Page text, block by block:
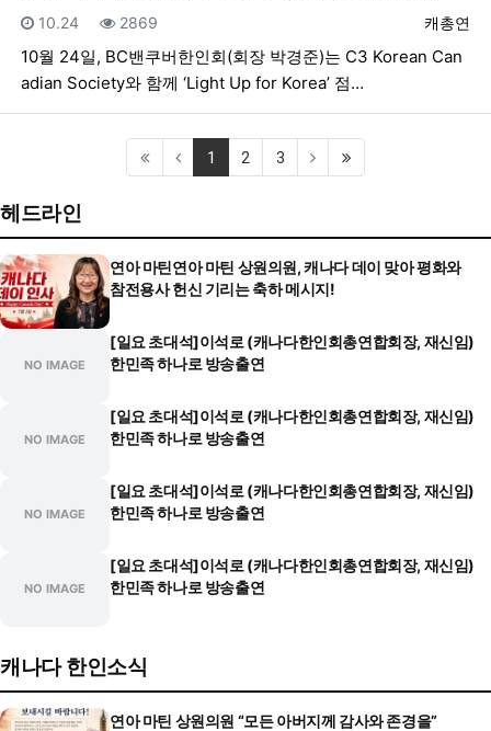
등록자
캐총연
등록일
10.24 조회
2869
10월 24일, BC밴쿠버한인회(회장 박경준)는 C3 Korean Can
adian Society와 함께 ‘Light Up for Korea’ 점…
1 (current)
2 3 (last)
헤드라인
연아 마틴연아 마틴 상원의원, 캐나다 데이 맞아 평화와
참전용사 헌신 기리는 축하 메시지!
NO IMAGE
[일요 초대석]이석로 (캐나다한인회총연합회장, 재신임)
한민족 하나로 방송출연
NO IMAGE
[일요 초대석]이석로 (캐나다한인회총연합회장, 재신임)
한민족 하나로 방송출연
NO IMAGE
[일요 초대석]이석로 (캐나다한인회총연합회장, 재신임)
한민족 하나로 방송출연
NO IMAGE
[일요 초대석]이석로 (캐나다한인회총연합회장, 재신임)
한민족 하나로 방송출연
캐나다 한인소식
연아 마틴 상원의원 “모든 아버지께 감사와 존경을”